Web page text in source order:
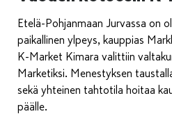
Etelä-Pohjanmaan Jurvassa on
paikallinen ylpeys, kauppias
K-Market Kimara valittiin
Marketiksi. Menestyksen
sekä yhteinen tahtotila hoitaa
päälle.